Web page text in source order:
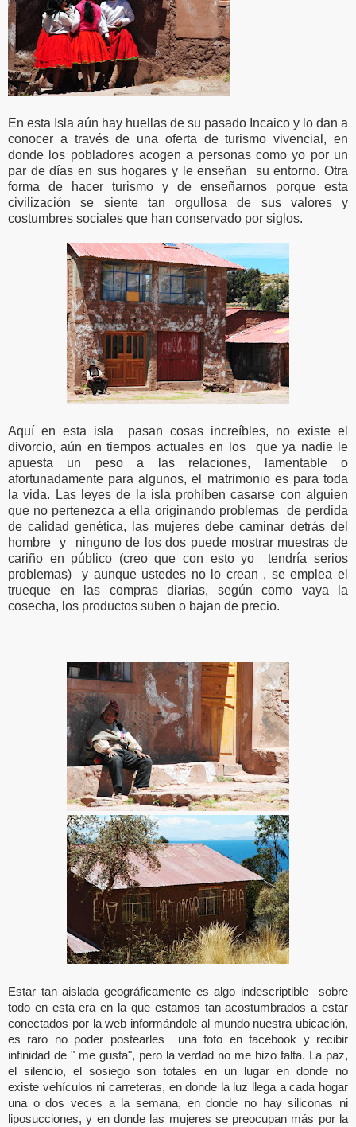
En esta Isla aún hay huellas de su pasado Incaico y lo dan a
conocer a través de una oferta de turismo vivencial, en
donde los pobladores acogen a personas como yo por un
par de días en sus hogares y le enseñan su entorno. Otra
forma de hacer turismo y de enseñarnos porque esta
civilización se siente tan orgullosa de sus valores y
costumbres sociales que han conservado por siglos.
Aquí en esta isla pasan cosas increíbles, no existe el
divorcio, aún en tiempos actuales en los que ya nadie le
apuesta un peso a las relaciones, lamentable o
afortunadamente para algunos, el matrimonio es para toda
la vida. Las leyes de la isla prohíben casarse con alguien
que no pertenezca a ella originando problemas de perdida
de calidad genética, las mujeres debe caminar detrás del
hombre y ninguno de los dos puede mostrar muestras de
cariño en público (creo que con esto yo tendría serios
problemas) y aunque ustedes no lo crean , se emplea el
trueque en las compras diarias, según como vaya la
cosecha, los productos suben o bajan de precio.
Estar tan aislada geográficamente es algo indescriptible sobre
todo en esta era en la que estamos tan acostumbrados a estar
conectados por la web informándole al mundo nuestra ubicación,
es raro no poder postearles una foto en facebook y recibir
infinidad de " me gusta", pero la verdad no me hizo falta. La paz,
el silencio, el sosiego son totales en un lugar en donde no
existe vehículos ni carreteras, en donde la luz llega a cada hogar
una o dos veces a la semana, en donde no hay siliconas ni
liposucciones, y en donde las mujeres se preocupan más por la